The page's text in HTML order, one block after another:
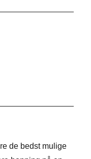
de bedst mulige